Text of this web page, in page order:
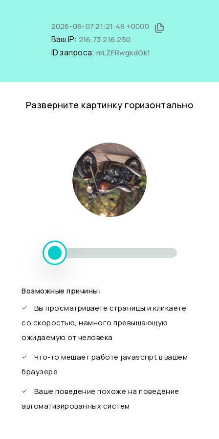
2026-08-07 21:21:48 +0000
Ваш IP: 216.73.216.250
ID запроса: mLZFRwgkdGk1
Разверните картинку горизонтально
Возможные причины:
Вы просматриваете страницы и кликаете
со скоростью, намного превышающую
ожидаемую от человека
Что-то мешает работе javascript в вашем
браузере
Ваше поведение похоже на поведение
автоматизированных систем